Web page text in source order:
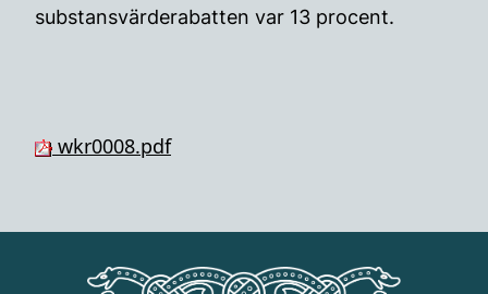
substansvärderabatten var 13 procent.
wkr0008.pdf